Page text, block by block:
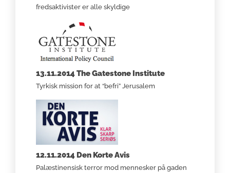
fredsaktivister er alle skyldige
13.11.2014 The Gatestone Institute
Tyrkisk mission for at “befri” Jerusalem
12.11.2014 Den Korte Avis
Palæstinensisk terror mod mennesker på gaden